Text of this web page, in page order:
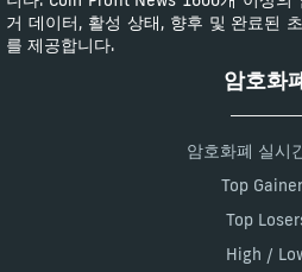
거 데이터, 활성 상태, 향후 및 완료된
를 제공합니다.
암호화
암호화폐 실시
Top
Top
High /